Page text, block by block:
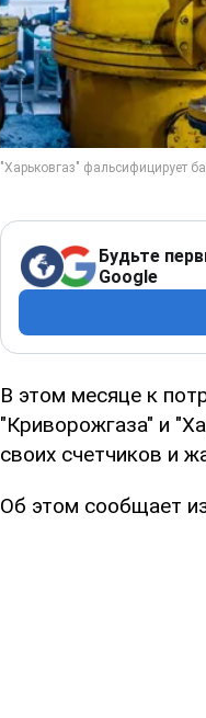
Будьте
Google
В этом месяце к
"Криворожгаза" и
своих счетчиков и
Об этом сообщает